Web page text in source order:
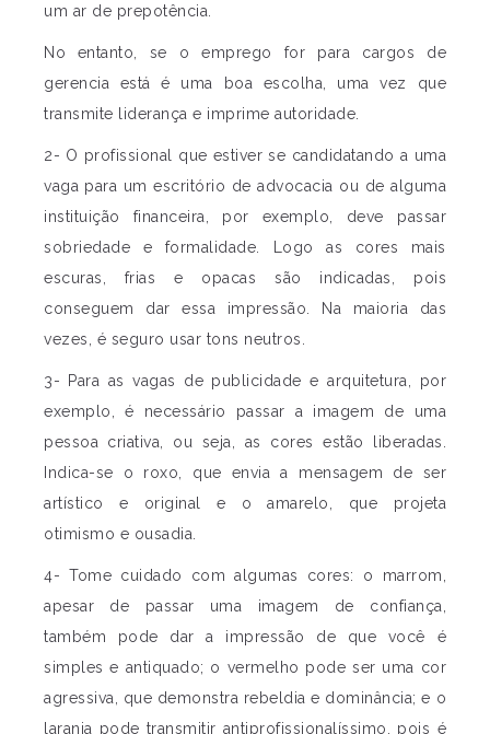
um ar de prepotência.
No entanto, se o emprego for para cargos de
gerencia está é uma boa escolha, uma vez que
transmite liderança e imprime autoridade.
2- O profissional que estiver se candidatando a uma
vaga para um escritório de advocacia ou de alguma
instituição financeira, por exemplo, deve passar
sobriedade e formalidade. Logo as cores mais
escuras, frias e opacas são indicadas, pois
conseguem dar essa impressão. Na maioria das
vezes, é seguro usar tons neutros.
3- Para as vagas de publicidade e arquitetura, por
exemplo, é necessário passar a imagem de uma
pessoa criativa, ou seja, as cores estão liberadas.
Indica-se o roxo, que envia a mensagem de ser
artístico e original e o amarelo, que projeta
otimismo e ousadia.
4- Tome cuidado com algumas cores: o marrom,
apesar de passar uma imagem de confiança,
também pode dar a impressão de que você é
simples e antiquado; o vermelho pode ser uma cor
agressiva, que demonstra rebeldia e dominância; e o
laranja pode transmitir antiprofissionalíssimo, pois é